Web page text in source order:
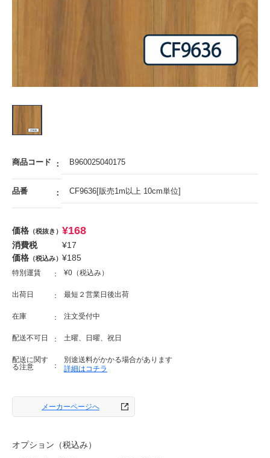
商品コード B960025040175
品番 CF9636[販売1m以上 10cm単位]
価格 （税抜き） ¥168
消費税 ¥17
価格 （税込み） ¥185
特別運賃 ¥0（税込み）
出荷日 最短２営業日後出荷
在庫 注文受付中
配送不可日 土曜、日曜、祝日
配送に関す
る注意
別途送料がかかる場合があります
詳細はコチラ
メーカーページへ
オプション（税込み）